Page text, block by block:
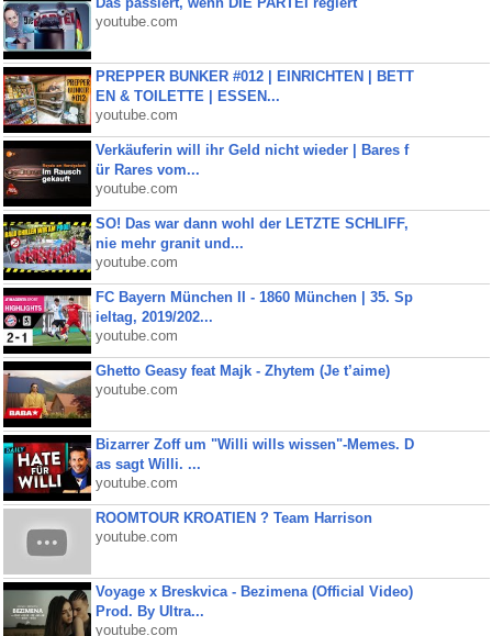
youtube.com
PREPPER BUNKER #012 | EINRICHTEN | BETT
EN & TOILETTE | ESSEN...
youtube.com
Verkäuferin will ihr Geld nicht wieder | Bares f
ür Rares vom...
youtube.com
SO! Das war dann wohl der LETZTE SCHLIFF,
nie mehr granit und...
youtube.com
FC Bayern München II - 1860 München | 35. Sp
ieltag, 2019/202...
youtube.com
Ghetto Geasy feat Majk - Zhytem (Je t’aime)
youtube.com
Bizarrer Zoff um "Willi wills wissen"-Memes. D
as sagt Willi. ...
youtube.com
ROOMTOUR KROATIEN ? Team Harrison
youtube.com
Voyage x Breskvica - Bezimena (Official Video)
Prod. By Ultra...
youtube.com